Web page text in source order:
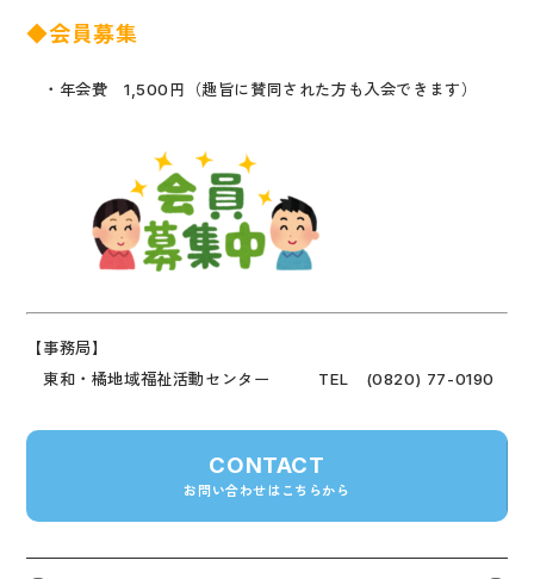
◆会員募集
・年会費 1,500円（趣旨に賛同された方も入会できます）
【事務局】
東和・橘地域福祉活動センター TEL (0820) 77-0190
CONTACT
お問い合わせはこちらから